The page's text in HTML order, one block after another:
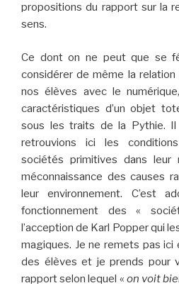
propositions du rapport sur la
sens.
Ce dont on ne peut que se
considérer de même la relation
nos élèves avec le
caractéristiques d’un objet
sous les traits de la Pythie. Il
retrouvions ici les
sociétés primitives dans leur
méconnaissance des causes
leur environnement. C’est
fonctionnement des «
l’acception de Karl Popper qui
magiques. Je ne remets pas ici
des élèves et je prends pour
rapport selon lequel « on voit